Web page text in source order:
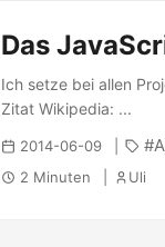
Das
Ich setze bei allen
Zitat Wikipedia: ...
2014-06-09
2 Minuten
Uli